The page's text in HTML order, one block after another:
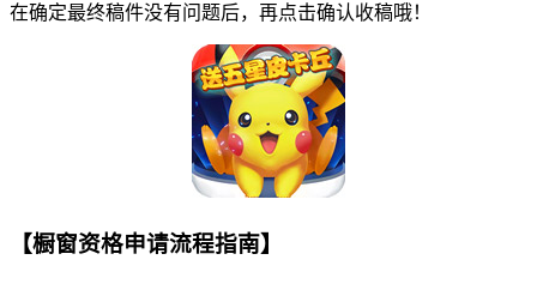
在确定最终稿件没有问题后，再点击确认收稿哦！
【橱窗资格申请流程指南】